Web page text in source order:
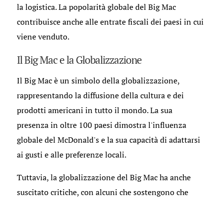
la logistica. La popolarità globale del Big Mac
contribuisce anche alle entrate fiscali dei paesi in cui
viene venduto.
Il Big Mac e la Globalizzazione
Il Big Mac è un simbolo della globalizzazione,
rappresentando la diffusione della cultura e dei
prodotti americani in tutto il mondo. La sua
presenza in oltre 100 paesi dimostra l'influenza
globale del McDonald's e la sua capacità di adattarsi
ai gusti e alle preferenze locali.
Tuttavia, la globalizzazione del Big Mac ha anche
suscitato critiche, con alcuni che sostengono che